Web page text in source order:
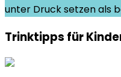
unter Druck setzen als
Trinktipps für